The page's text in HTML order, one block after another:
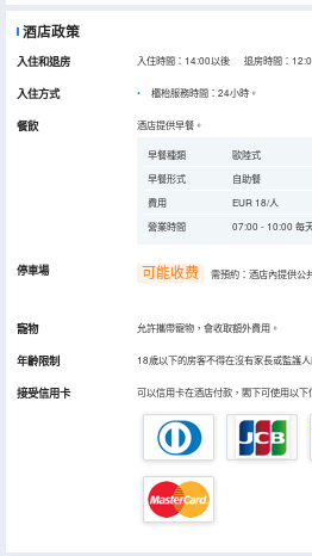
酒店政策
入住和退房 入住時間：14:00以後 退房時間：
入住方式 櫃枱服務時間：24小時。
餐飲 酒店提供早餐。
早餐種類
歐陸式
早餐形式
自助餐
費用
EUR 18/人
營業時間
07:00 - 10:00 每
停車場 可能收费 需預約：酒店內提供公
寵物 允許攜帶寵物，會收取額外費用。
年齡限制 18歲以下的房客不得在沒有家長或監護
接受信用卡 可以信用卡在酒店付款，閣下可使用以下